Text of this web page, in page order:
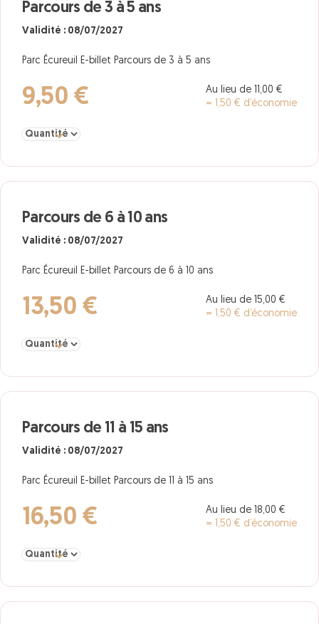
Parcours de 3 à 5 ans
Validité : 08/07/2027
Parc Écureuil E-billet Parcours de 3 à 5 ans
9,50 €
Au lieu de 11,00 €
= 1,50 € d’économie
Sélectionner la quantité pour Parcours de 3 à 5 ans
Parcours de 6 à 10 ans
Validité : 08/07/2027
Parc Écureuil E-billet Parcours de 6 à 10 ans
13,50 €
Au lieu de 15,00 €
= 1,50 € d’économie
Sélectionner la quantité pour Parcours de 6 à 10 ans
Parcours de 11 à 15 ans
Validité : 08/07/2027
Parc Écureuil E-billet Parcours de 11 à 15 ans
16,50 €
Au lieu de 18,00 €
= 1,50 € d’économie
Sélectionner la quantité pour Parcours de 11 à 15 ans